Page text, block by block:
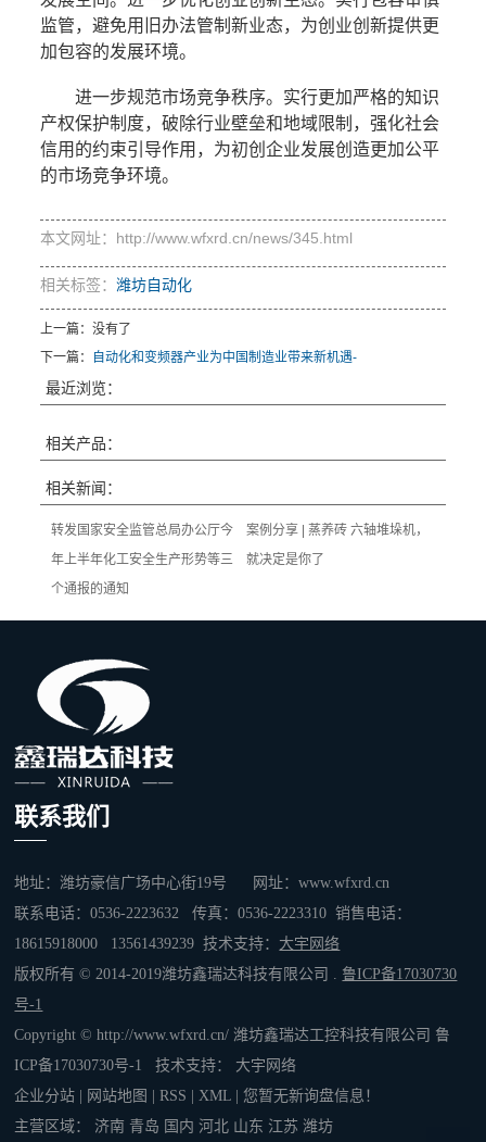
监管，避免用旧办法管制新业态，为创业创新提供更
加包容的发展环境。
进一步规范市场竞争秩序。实行更加严格的知识
产权保护制度，破除行业壁垒和地域限制，强化社会
信用的约束引导作用，为初创企业发展创造更加公平
的市场竞争环境。
本文网址：http://www.wfxrd.cn/news/345.html
相关标签：潍坊自动化
上一篇：没有了
下一篇：
自动化和变频器产业为中国制造业带来新机遇-
最近浏览：
相关产品：
相关新闻：
转发国家安全监管总局办公厅今
年上半年化工安全生产形势等三
个通报的通知
案例分享 | 蒸养砖 六轴堆垛机，
就决定是你了
联系我们
地址：潍坊豪信广场中心街19号 网址：www.wfxrd.cn
联系电话：0536-2223632 传真：0536-2223310 销售电话：
18615918000 13561439239 技术支持： 大宇网络
版权所有 © 2014-2019潍坊鑫瑞达科技有限公司 . 鲁ICP备17030730
号-1
Copyright © http://www.wfxrd.cn/ 潍坊鑫瑞达工控科技有限公司 鲁
ICP备17030730号-1 技术支持： 大宇网络
企业分站
网站地图 |RSS |XML |您暂无新询盘信息！
主营区域： 济南 青岛 国内 河北 山东 江苏 潍坊